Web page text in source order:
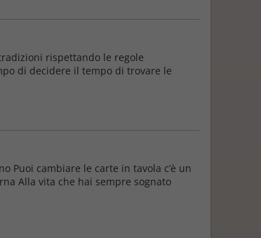
rispettando le regole
di decidere il tempo di trovare le
Puoi cambiare le carte in tavola c’è un
Alla vita che hai sempre sognato